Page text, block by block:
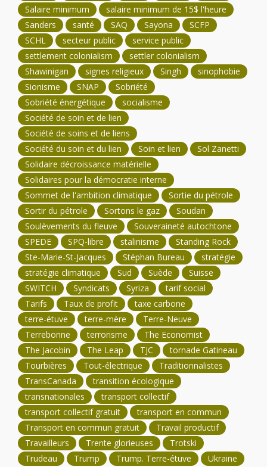
Salaire minimum
salaire minimum de 15$ l'heure
Sanders
santé SAQ Sayona
SCFP
SCHL
secteur public
service public
settlement colonialism
settler colonialism
Shawinigan
signes religieux Singh
sinophobie
Sionisme
SNAP
Sobriété
Sobriété énergétique
socialisme
Société de soin et de lien
Société de soins et de liens
Société du soin et du lien
Soin et lien
Sol Zanetti
Solidaire décroissance matérielle
Solidaires pour la démocratie interne
Sommet de l'ambition climatique
Sortie du pétrole
Sortir du pétrole
Sortons le gaz
Soudan
Soulèvements du fleuve
Souveraineté autochtone
SPEDE
SPQ-libre stalinisme
Standing Rock
Ste-Marie-St-Jacques
Stéphan Bureau
stratégie
stratégie climatique
Sud Suède
Suisse
SWITCH
Syndicats Syriza
tarif social
Tarifs
Taux de profit
taxe carbone
terre-étuve
terre-mère
Terre-Neuve
Terrebonne
terrorisme
The Economist
The Jacobin
The Leap TJC
tornade Gatineau
Tourbières
Tout-électrique
Traditionnalistes
TransCanada
transition écologique
transnationales
transport collectif
transport collectif gratuit
transport en commun
Transport en commun gratuit
Travail productif
Travailleurs
Trente glorieuses
Trotski
Trudeau
Trump Trump. Terre-étuve
Ukraine